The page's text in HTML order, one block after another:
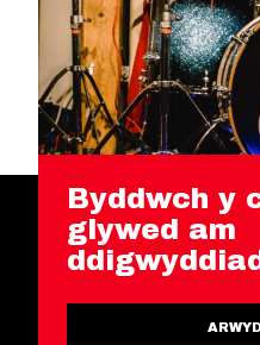
Byddwch y
glywed am